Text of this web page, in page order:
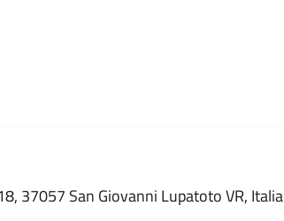
37057 San Giovanni Lupatoto VR, Italia